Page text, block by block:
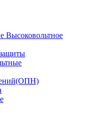
Высоковольтное